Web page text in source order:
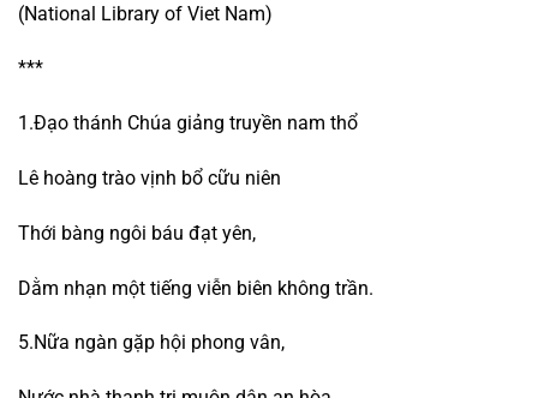
(National Library of Viet Nam)
***
1.Đạo thánh Chúa giảng truyền nam thổ
Lê hoàng trào vịnh bổ cữu niên
Thới bàng ngôi báu đạt yên,
Dằm nhạn một tiếng viễn biên không trần.
5.Nữa ngàn gặp hội phong vân,